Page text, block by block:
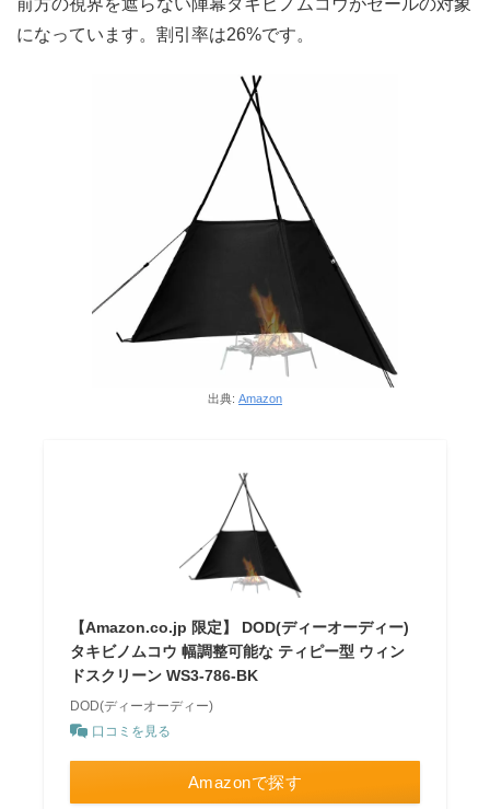
になっています。割引率は26%です。
出典: Amazon
【Amazon.co.jp 限定】 DOD(ディーオーディー)
タキビノムコウ 幅調整可能な ティピー型 ウィン
ドスクリーン WS3-786-BK
DOD(ディーオーディー)
口コミを見る
Amazonで探す